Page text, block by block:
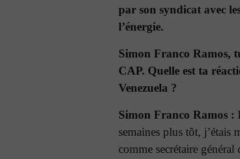
par son syndicat avec
l’énergie.
Simon Franco Ramos,
CAP. Quelle est ta
Venezuela ?
Simon Franco Ramos :
semaines plus tôt, j’étais
comme secrétaire